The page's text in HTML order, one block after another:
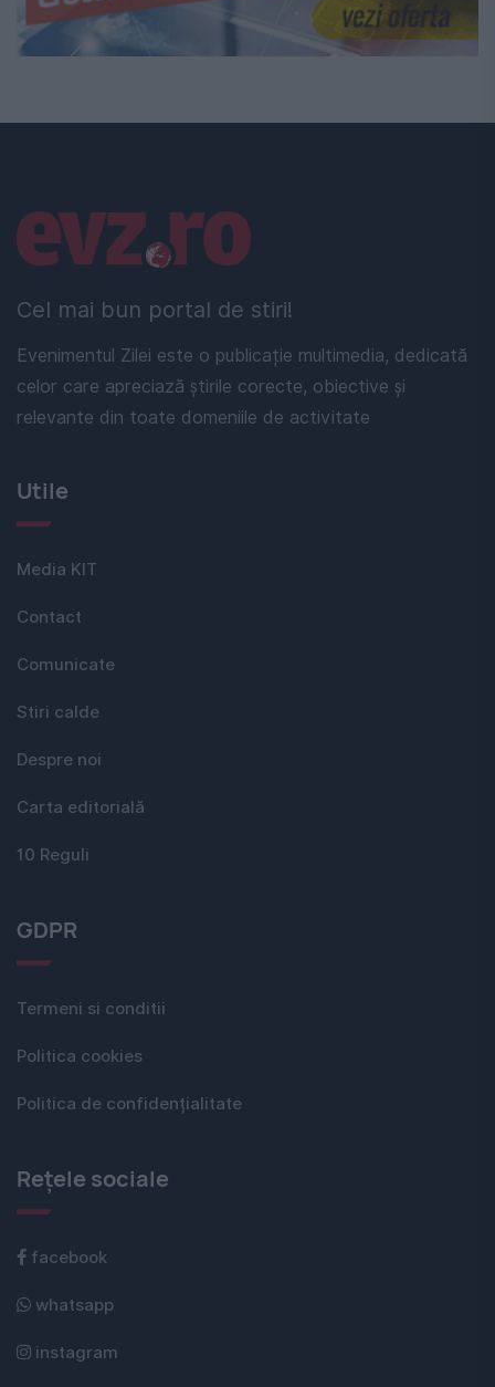
Cel mai bun portal de stiri!
Evenimentul Zilei este o publicație multimedia, dedicată
celor care apreciază știrile corecte, obiective și
relevante din toate domeniile de activitate
Linkuri utile
Utile
Media KIT
Contact
Comunicate
Stiri calde
Despre noi
Carta editorială
10 Reguli
GDPR
Termeni si conditii
Politica cookies
Politica de confidențialitate
Rețele sociale
facebook
whatsapp
instagram